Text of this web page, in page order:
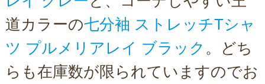
道カラーの七分袖 ストレッチTシャ
ツ プルメリアレイ ブラック 。どち
らも在庫数が限られていますのでお